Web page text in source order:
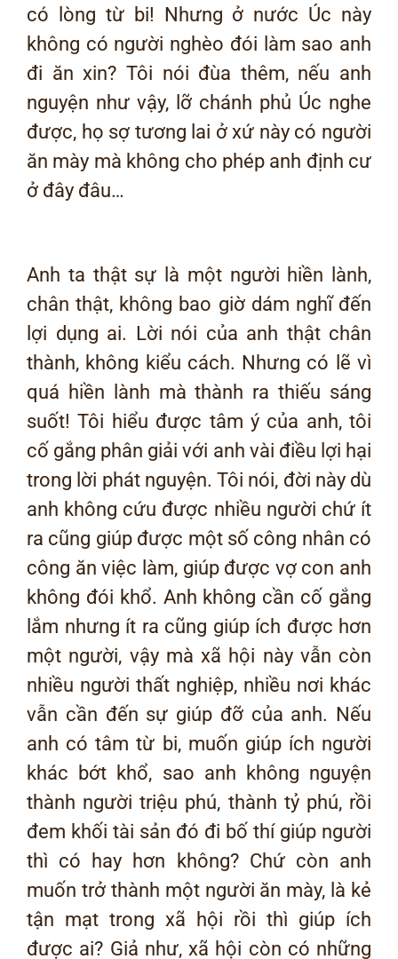
có lòng từ bi! Nhưng ở nước Úc này
không có người nghèo đói làm sao anh
đi ăn xin? Tôi nói đùa thêm, nếu anh
nguyện như vậy, lỡ chánh phủ Úc nghe
được, họ sợ tương lai ở xứ này có người
ăn mày mà không cho phép anh định cư
ở đây đâu…
Anh ta thật sự là một người hiền lành,
chân thật, không bao giờ dám nghĩ đến
lợi dụng ai. Lời nói của anh thật chân
thành, không kiểu cách. Nhưng có lẽ vì
quá hiền lành mà thành ra thiếu sáng
suốt! Tôi hiểu được tâm ý của anh, tôi
cố gắng phân giải với anh vài điều lợi hại
trong lời phát nguyện. Tôi nói, đời này dù
anh không cứu được nhiều người chứ ít
ra cũng giúp được một số công nhân có
công ăn việc làm, giúp được vợ con anh
không đói khổ. Anh không cần cố gắng
lắm nhưng ít ra cũng giúp ích được hơn
một người, vậy mà xã hội này vẫn còn
nhiều người thất nghiệp, nhiều nơi khác
vẫn cần đến sự giúp đỡ của anh. Nếu
anh có tâm từ bi, muốn giúp ích người
khác bớt khổ, sao anh không nguyện
thành người triệu phú, thành tỷ phú, rồi
đem khối tài sản đó đi bố thí giúp người
thì có hay hơn không? Chứ còn anh
muốn trở thành một người ăn mày, là kẻ
tận mạt trong xã hội rồi thì giúp ích
được ai? Giả như, xã hội còn có những